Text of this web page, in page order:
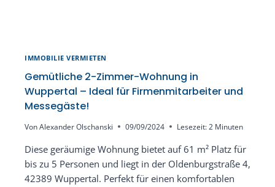
IMMOBILIE VERMIETEN
Gemütliche 2-Zimmer-Wohnung in
Wuppertal – Ideal für Firmenmitarbeiter und
Messegäste!
VonAlexander Olschanski 09/09/2024 Lesezeit:2 Minuten
Diese geräumige Wohnung bietet auf 61 m² Platz für
bis zu 5 Personen und liegt in der Oldenburgstraße 4,
42389 Wuppertal. Perfekt für einen komfortablen